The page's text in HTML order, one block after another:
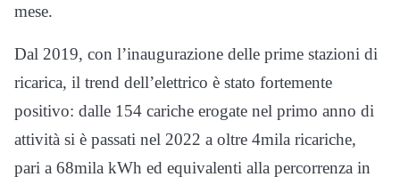
mese.
Dal 2019, con l’inaugurazione delle prime stazioni di
ricarica, il trend dell’elettrico è stato fortemente
positivo: dalle 154 cariche erogate nel primo anno di
attività si è passati nel 2022 a oltre 4mila ricariche,
pari a 68mila kWh ed equivalenti alla percorrenza in